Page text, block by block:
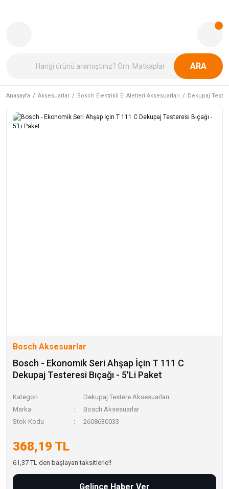
ARA
Anasayfa Aksesuarlar Bosch Elektrikli El Aletleri Aksesuarları Dekupaj
Bosch Aksesuarlar
Bosch - Ekonomik Seri Ahşap İçin T 111 C
Dekupaj Testeresi Bıçağı - 5'Li Paket
Kategori
Dekupaj Testere Aksesuarları
Marka
Bosch Aksesuarlar
Stok Kodu
2608630033
368,19 TL
61,37 TL den başlayan taksitlerle!!
Gelince Haber Ver